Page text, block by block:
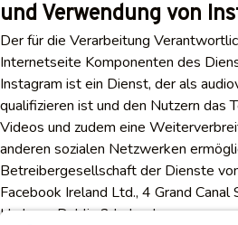
und Verwendung von
Der für die Verarbeitung
Internetseite Komponenten des
Instagram ist ein Dienst, der als
qualifizieren ist und den Nutzern das
Videos und zudem eine
anderen sozialen Netzwerken
Betreibergesellschaft der Dienste
Facebook Ireland Ltd., 4 Grand Canal
Harbour, Dublin 2 Ireland.